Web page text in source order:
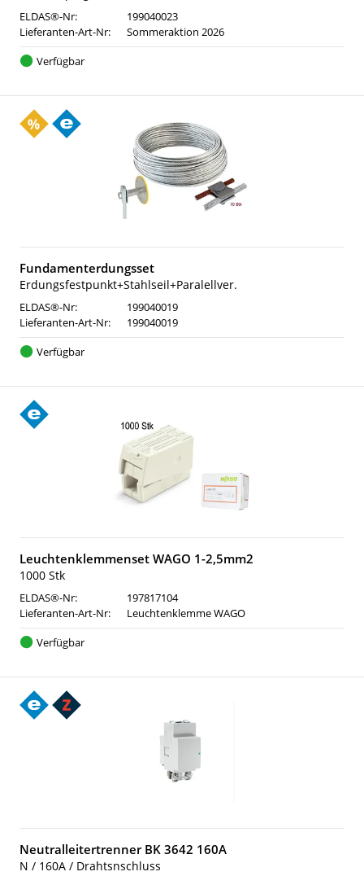
ELDAS®-Nr:
199040023
Lieferanten-Art-Nr:
Sommeraktion 2026
Verfügbar
Fundamenterdungsset
Erdungsfestpunkt+Stahlseil+Paralellver.
ELDAS®-Nr:
199040019
Lieferanten-Art-Nr:
199040019
Verfügbar
Leuchtenklemmenset WAGO 1-2,5mm2
1000 Stk
ELDAS®-Nr:
197817104
Lieferanten-Art-Nr:
Leuchtenklemme WAGO
Verfügbar
Neutralleitertrenner BK 3642 160A
N / 160A / Drahtsnschluss